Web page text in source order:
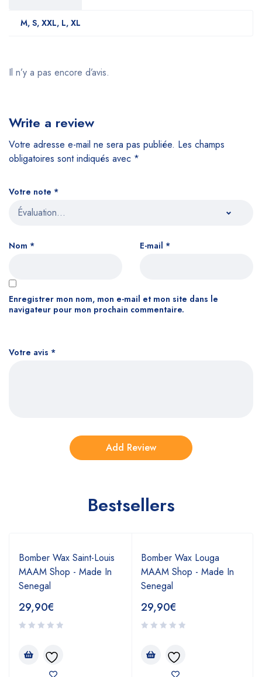
M, S, XXL, L, XL
Il n’y a pas encore d’avis.
Write a review
Votre adresse e-mail ne sera pas publiée. Les champs
obligatoires sont indiqués avec *
Votre note *
Votre avis *
Nom * E-mail *
Enregistrer mon nom, mon e-mail et mon site dans le
navigateur pour mon prochain commentaire.
Bestsellers
Bomber Wax Saint-Louis
MAAM Shop - Made In
Senegal
29,90€
Bomber Wax Louga
MAAM Shop - Made In
Senegal
29,90€